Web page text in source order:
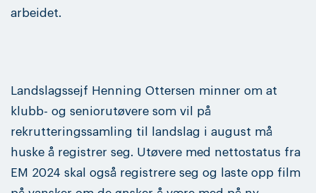
arbeidet.
Landslagssejf Henning Ottersen minner om at
klubb- og seniorutøvere som vil på
rekrutteringssamling til landslag i august må
huske å registrer seg. Utøvere med nettostatus fra
EM 2024 skal også registrere seg og laste opp film